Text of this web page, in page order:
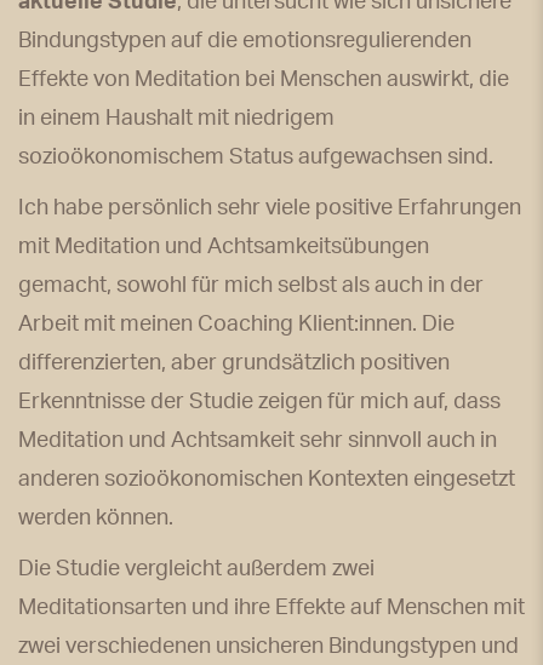
Bindungstypen auf die emotionsregulierenden
Effekte von Meditation bei Menschen auswirkt, die
in einem Haushalt mit niedrigem
sozioökonomischem Status aufgewachsen sind.
Ich habe persönlich sehr viele positive Erfahrungen
mit Meditation und Achtsamkeitsübungen
gemacht, sowohl für mich selbst als auch in der
Arbeit mit meinen Coaching Klient:innen. Die
differenzierten, aber grundsätzlich positiven
Erkenntnisse der Studie zeigen für mich auf, dass
Meditation und Achtsamkeit sehr sinnvoll auch in
anderen sozioökonomischen Kontexten eingesetzt
werden können.
Die Studie vergleicht außerdem zwei
Meditationsarten und ihre Effekte auf Menschen mit
zwei verschiedenen unsicheren Bindungstypen und